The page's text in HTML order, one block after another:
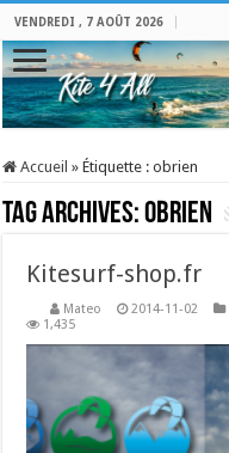
VENDREDI , 7 AOÛT 2026
Accueil » Étiquette :obrien
Tag Archives:obrien
Kitesurf-shop.fr
Mateo 2014-11-02
1,435